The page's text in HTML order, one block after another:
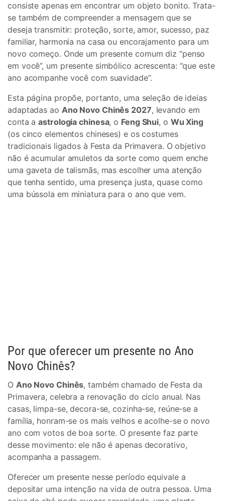
consiste apenas em encontrar um objeto bonito. Trata-
se também de compreender a mensagem que se
deseja transmitir: proteção, sorte, amor, sucesso, paz
familiar, harmonia na casa ou encorajamento para um
novo começo. Onde um presente comum diz “penso
em você”, um presente simbólico acrescenta: “que este
ano acompanhe você com suavidade”.
Esta página propõe, portanto, uma seleção de ideias
adaptadas ao Ano Novo Chinês 2027, levando em
conta aastrologia chinesa, o Feng Shui, o Wu Xing
(os cinco elementos chineses) e os costumes
tradicionais ligados à Festa da Primavera. O objetivo
não é acumular amuletos da sorte como quem enche
uma gaveta de talismãs, mas escolher uma atenção
que tenha sentido, uma presença justa, quase como
uma bússola em miniatura para o ano que vem.
Por que oferecer um presente no Ano
Novo Chinês?
O Ano Novo Chinês, também chamado de Festa da
Primavera, celebra a renovação do ciclo anual. Nas
casas, limpa-se, decora-se, cozinha-se, reúne-se a
família, honram-se os mais velhos e acolhe-se o novo
ano com votos de boa sorte. O presente faz parte
desse movimento: ele não é apenas decorativo,
acompanha a passagem.
Oferecer um presente nesse período equivale a
depositar uma intenção na vida de outra pessoa. Uma